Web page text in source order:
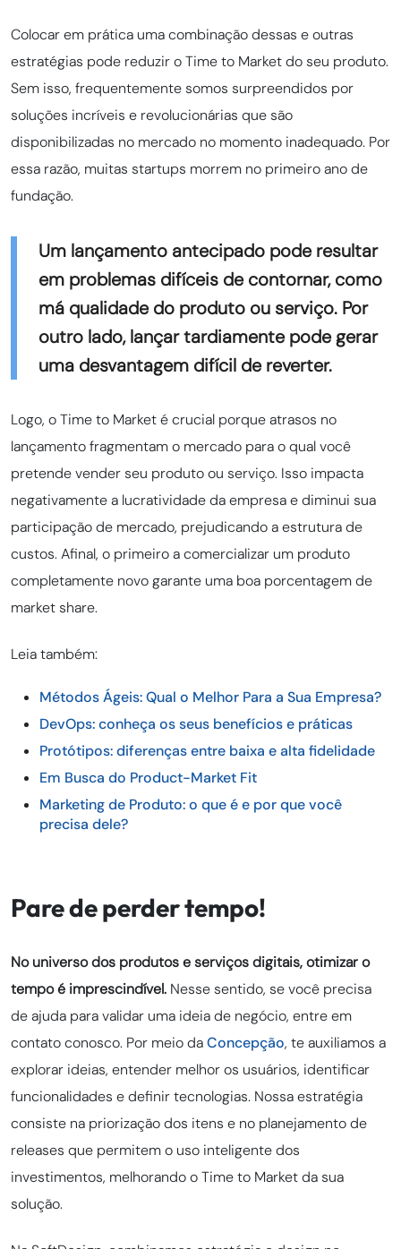
Colocar em prática uma combinação dessas e outras
estratégias pode reduzir o Time to Market do seu produto.
Sem isso, frequentemente somos surpreendidos por
soluções incríveis e revolucionárias que são
disponibilizadas no mercado no momento inadequado. Por
essa razão, muitas startups morrem no primeiro ano de
fundação.
Um lançamento antecipado pode resultar
em problemas difíceis de contornar, como
má qualidade do produto ou serviço. Por
outro lado, lançar tardiamente pode gerar
uma desvantagem difícil de reverter.
Logo, o Time to Market é crucial porque atrasos no
lançamento fragmentam o mercado para o qual você
pretende vender seu produto ou serviço. Isso impacta
negativamente a lucratividade da empresa e diminui sua
participação de mercado, prejudicando a estrutura de
custos. Afinal, o primeiro a comercializar um produto
completamente novo garante uma boa porcentagem de
market share.
Leia também:
Métodos Ágeis: Qual o Melhor Para a Sua Empresa?
DevOps: conheça os seus benefícios e práticas
Protótipos: diferenças entre baixa e alta fidelidade
Em Busca do Product-Market Fit
Marketing de Produto: o que é e por que você
precisa dele?
Pare de perder tempo!
No universo dos produtos e serviços digitais, otimizar o
tempo é imprescindível. Nesse sentido, se você precisa
de ajuda para validar uma ideia de negócio, entre em
contato conosco. Por meio daConcepção, te auxiliamos a
explorar ideias, entender melhor os usuários, identificar
funcionalidades e definir tecnologias. Nossa estratégia
consiste na priorização dos itens e no planejamento de
releases que permitem o uso inteligente dos
investimentos, melhorando o Time to Market da sua
solução.